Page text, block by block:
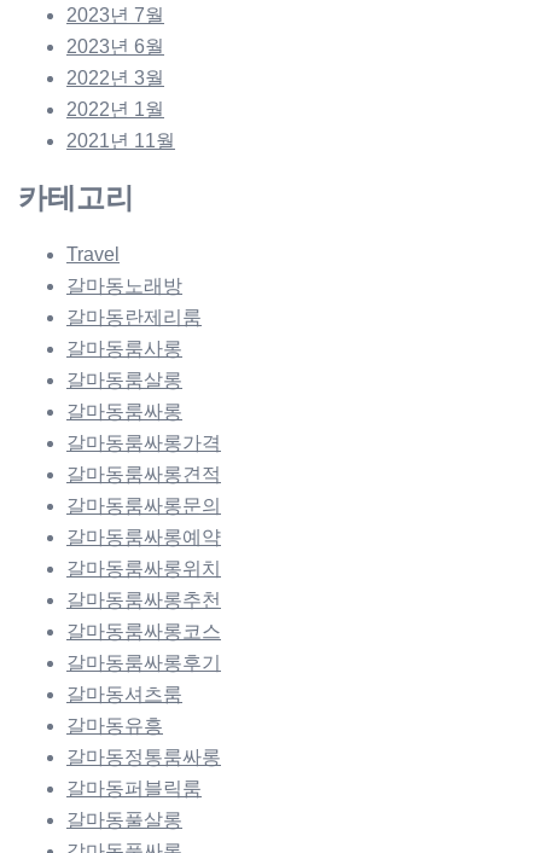
2023년 7월
2023년 6월
2022년 3월
2022년 1월
2021년 11월
카테고리
Travel
갈마동노래방
갈마동란제리룸
갈마동룸사롱
갈마동룸살롱
갈마동룸싸롱
갈마동룸싸롱가격
갈마동룸싸롱견적
갈마동룸싸롱문의
갈마동룸싸롱예약
갈마동룸싸롱위치
갈마동룸싸롱추천
갈마동룸싸롱코스
갈마동룸싸롱후기
갈마동셔츠룸
갈마동유흥
갈마동정통룸싸롱
갈마동퍼블릭룸
갈마동풀살롱